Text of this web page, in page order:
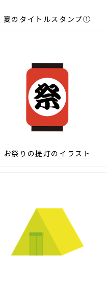
夏のタイトルスタンプ①
お祭りの提灯のイラスト